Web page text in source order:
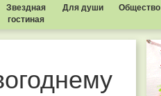
Звездная
гостиная
Для души Общество